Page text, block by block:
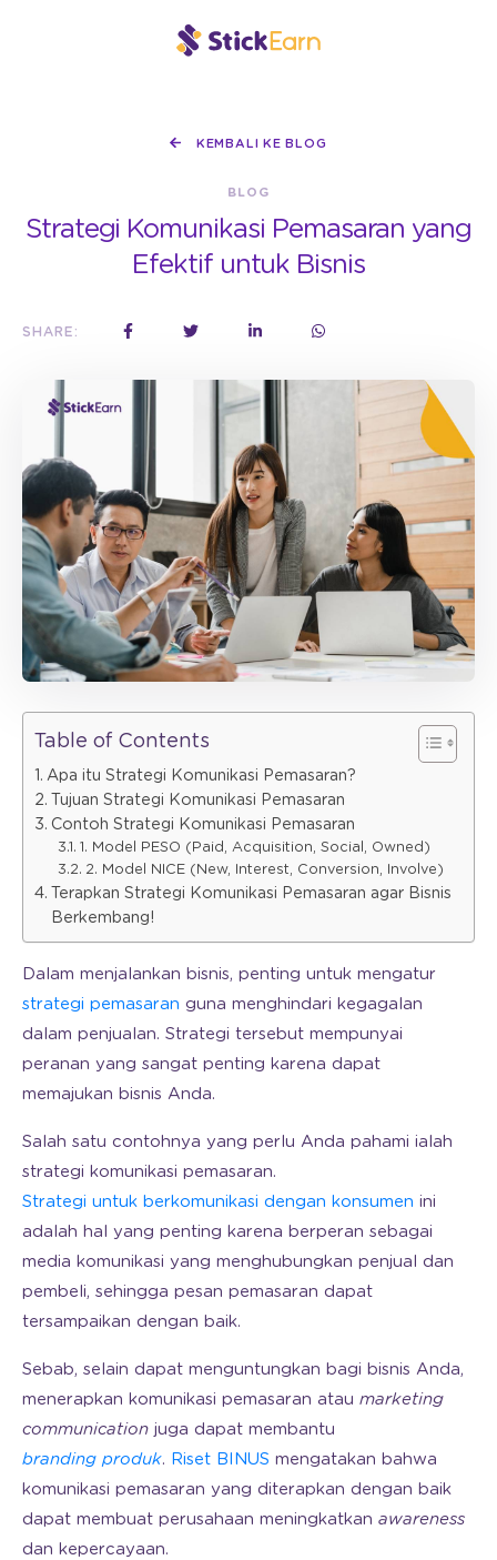
KEMBALI KE BLOG
BLOG
Strategi Komunikasi Pemasaran yang
Efektif untuk Bisnis
SHARE:
Table of Contents
Apa itu Strategi Komunikasi Pemasaran?
Tujuan Strategi Komunikasi Pemasaran
Contoh Strategi Komunikasi Pemasaran
1. Model PESO (Paid, Acquisition, Social, Owned)
2. Model NICE (New, Interest, Conversion, Involve)
Terapkan Strategi Komunikasi Pemasaran agar Bisnis
Berkembang!
Dalam menjalankan bisnis, penting untuk mengatur
strategi pemasaran guna menghindari kegagalan
dalam penjualan. Strategi tersebut mempunyai
peranan yang sangat penting karena dapat
memajukan bisnis Anda.
Salah satu contohnya yang perlu Anda pahami ialah
strategi komunikasi pemasaran.
Strategi untuk berkomunikasi dengan konsumen ini
adalah hal yang penting karena berperan sebagai
media komunikasi yang menghubungkan penjual dan
pembeli, sehingga pesan pemasaran dapat
tersampaikan dengan baik.
Sebab, selain dapat menguntungkan bagi bisnis Anda,
menerapkan komunikasi pemasaran atau marketing
communication juga dapat membantu
branding produk. Riset BINUS mengatakan bahwa
komunikasi pemasaran yang diterapkan dengan baik
dapat membuat perusahaan meningkatkan awareness
dan kepercayaan.